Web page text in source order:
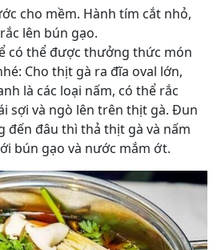
cho mềm. Hành tím cắt nhỏ,
lên bún gạo.
có thể được thưởng thức món
Cho thịt gà ra đĩa oval lớn,
là các loại nấm, có thể rắc
sợi và ngò lên trên thịt gà. Đun
đến đâu thì thả thịt gà và nấm
bún gạo và nước mắm ớt.